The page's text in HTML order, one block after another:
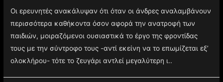
Οι ερευνητές ανακάλυψαν ότι όταν οι άνδρες αναλαμβάνουν
περισσότερα καθήκοντα όσον αφορά την ανατροφή των
παιδιών, μοιραζόμενοι ουσιαστικά το έργο της φροντίδας
τους με την σύντροφο τους -αντί εκείνη να το επωμίζεται εξ’
ολοκλήρου- τότε το ζευγάρι αντλεί μεγαλύτερη ι..